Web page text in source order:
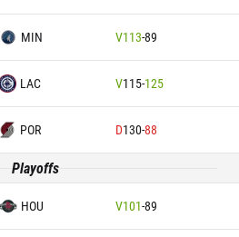
MIN V113-89
LAC V115-125
POR D130-88
Playoffs
HOU V101-89